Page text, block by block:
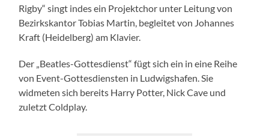
Rigby“ singt indes ein Projektchor unter Leitung von
Bezirkskantor Tobias Martin, begleitet von Johannes
Kraft (Heidelberg) am Klavier.
Der „Beatles-Gottesdienst“ fügt sich ein in eine Reihe
von Event-Gottesdiensten in Ludwigshafen. Sie
widmeten sich bereits Harry Potter, Nick Cave und
zuletzt Coldplay.